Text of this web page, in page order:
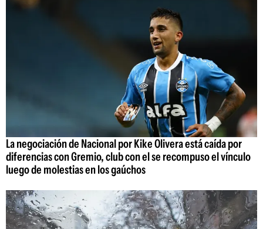
La negociación de Nacional por Kike Olivera está caída por
diferencias con Gremio, club con el se recompuso el vínculo
luego de molestias en los gaúchos